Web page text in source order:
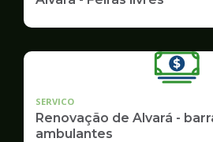
SERVICO
Renovação de Alvará -
ambulantes